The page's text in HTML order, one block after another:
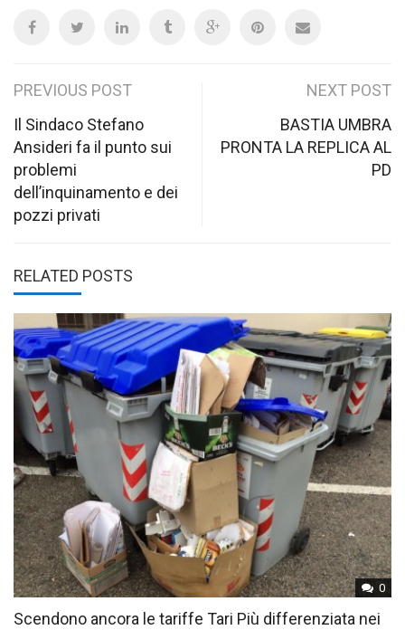
Post
navigation
PREVIOUS POST
Il Sindaco Stefano
Ansideri fa il punto sui
problemi
dell’inquinamento e dei
pozzi privati
NEXT POST
BASTIA UMBRA
PRONTA LA REPLICA AL
PD
RELATED POSTS
0
Scendono ancora le tariffe Tari Più differenziata nei